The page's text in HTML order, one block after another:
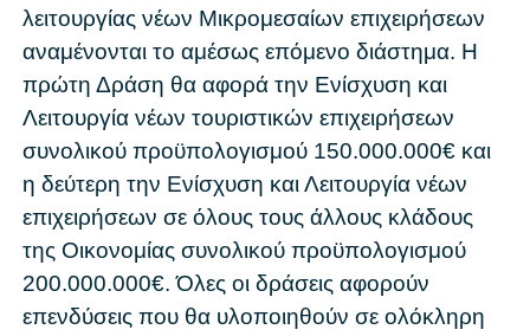
λειτουργίας νέων Μικρομεσαίων επιχειρήσεων
αναμένονται το αμέσως επόμενο διάστημα. Η
πρώτη Δράση θα αφορά την Ενίσχυση και
Λειτουργία νέων τουριστικών επιχειρήσεων
συνολικού προϋπολογισμού 150.000.000€ και
η δεύτερη την Ενίσχυση και Λειτουργία νέων
επιχειρήσεων σε όλους τους άλλους κλάδους
της Οικονομίας συνολικού προϋπολογισμού
200.000.000€. Όλες οι δράσεις αφορούν
επενδύσεις που θα υλοποιηθούν σε ολόκληρη